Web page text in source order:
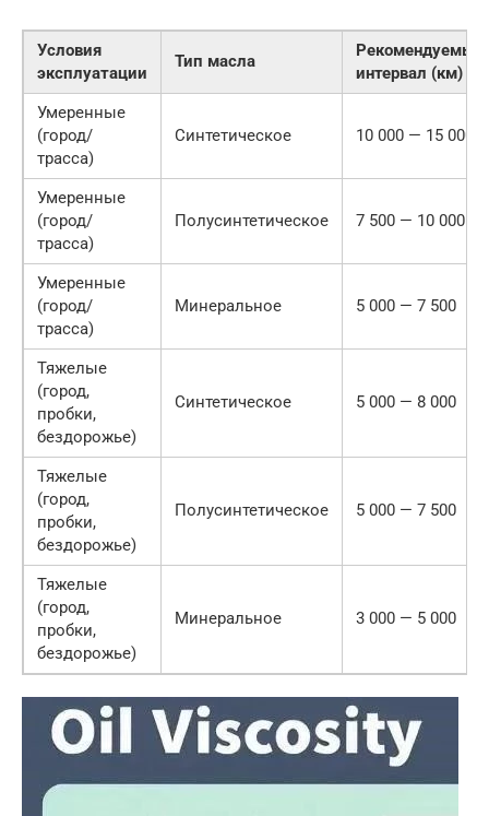
Условия
эксплуатации
Тип масла
Рекомендуемый
интервал (км)
Умеренные
(город/
трасса)
Синтетическое 10 000 — 15 000
Умеренные
(город/
трасса)
Полусинтетическое 7 500 — 10 000
Умеренные
(город/
трасса)
Минеральное 5 000 — 7 500
Тяжелые
(город,
пробки,
бездорожье)
Синтетическое 5 000 — 8 000
Тяжелые
(город,
пробки,
бездорожье)
Полусинтетическое 5 000 — 7 500
Тяжелые
(город,
пробки,
бездорожье)
Минеральное 3 000 — 5 000